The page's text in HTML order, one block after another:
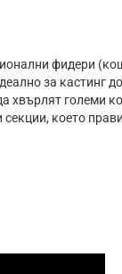
фидери
за кастинг
хвърлят големи
което